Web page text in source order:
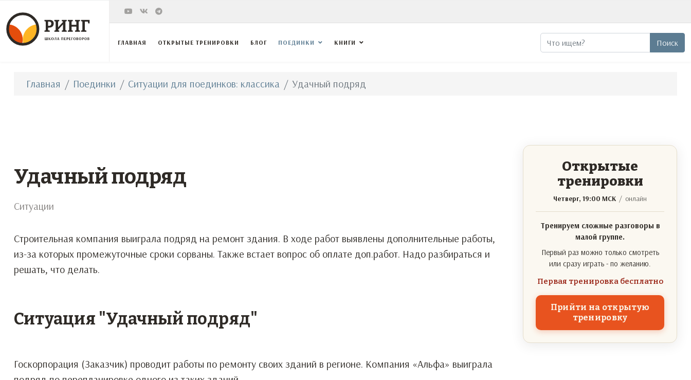
Поиск Поиск
ГЛАВНАЯ ОТКРЫТЫЕ ТРЕНИРОВКИ БЛОГ ПОЕДИНКИ КНИГИ
Главная Поединки Ситуации для поединков: классика Удачный подряд
Удачный подряд
Ситуации
Строительная компания выиграла подряд на ремонт здания. В ходе работ выявлены дополнительные работы,
из-за которых промежуточные сроки сорваны. Также встает вопрос об оплате доп.работ. Надо разбираться и
решать, что делать.
Ситуация "Удачный подряд"
Госкорпорация (Заказчик) проводит работы по ремонту своих зданий в регионе. Компания «Альфа» выиграла
Открытые
тренировки
Четверг, 19:00 МСК / онлайн
Тренируем сложные разговоры в
малой группе.
Первый раз можно только смотреть
или сразу играть - по желанию.
Первая тренировка бесплатно
Прийти на открытую
тренировку